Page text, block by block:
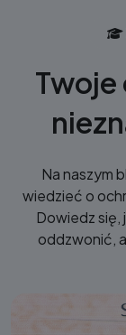
Na naszym
wiedzieć o
Dowiedz
oddzwonić,